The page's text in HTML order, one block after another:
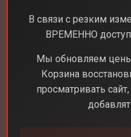
В связи с резким
ВРЕМЕННО
Мы обновляем цены
Корзина
просматривать